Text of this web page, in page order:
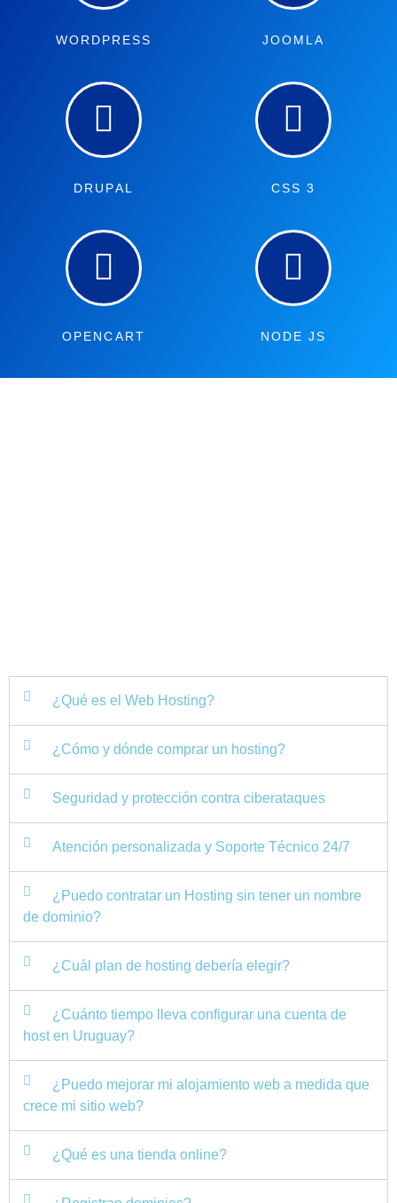
WORDPRESS JOOMLA
DRUPAL CSS 3
OPENCART NODE JS
¿Qué es el Web Hosting?
¿Cómo y dónde comprar un hosting?
Seguridad y protección contra ciberataques
Atención personalizada y Soporte Técnico 24/7
¿Puedo contratar un Hosting sin tener un nombre
de dominio?
¿Cuál plan de hosting debería elegir?
¿Cuánto tiempo lleva configurar una cuenta de
host en Uruguay?
¿Puedo mejorar mi alojamiento web a medida que
crece mi sitio web?
¿Qué es una tienda online?